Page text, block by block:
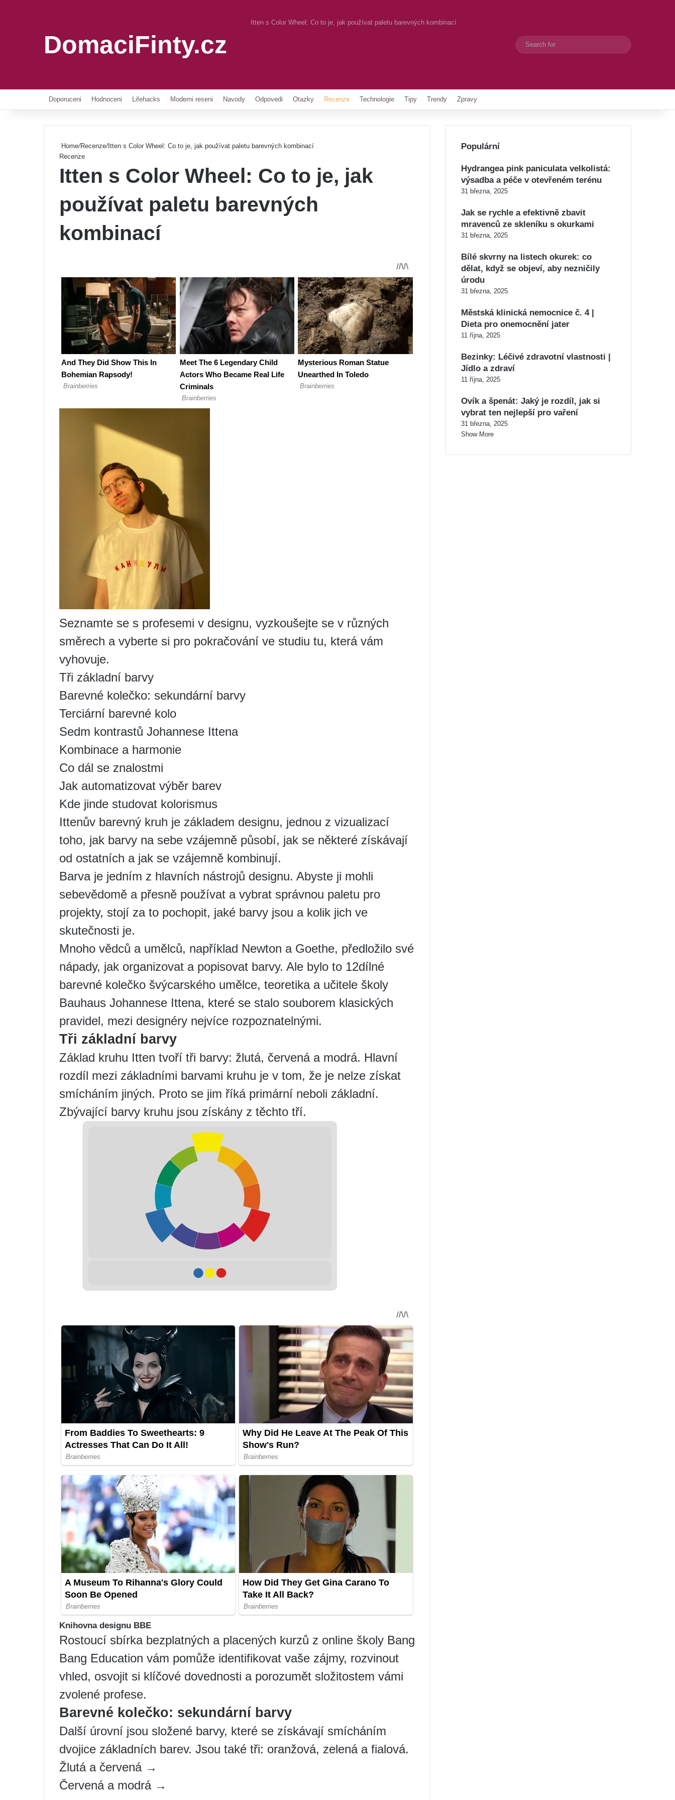
DomaciFinty.cz
Itten s Color Wheel: Co to je, jak používat paletu barevných kombinací
Switch skin
Doporuceni Hodnoceni Lifehacks Moderni reseni Navody Odpovedi Otazky Recenze Technologie Tipy Trendy Zpravy
Home/Recenze/Itten s Color Wheel: Co to je, jak používat paletu barevných kombinací
Recenze
Itten s Color Wheel: Co to je, jak
používat paletu barevných
kombinací
Seznamte se s profesemi v designu, vyzkoušejte se v různých
směrech a vyberte si pro pokračování ve studiu tu, která vám
vyhovuje.
Tři základní barvy
Barevné kolečko: sekundární barvy
Terciární barevné kolo
Sedm kontrastů Johannese Ittena
Kombinace a harmonie
Co dál se znalostmi
Jak automatizovat výběr barev
Kde jinde studovat kolorismus
Ittenův barevný kruh je základem designu, jednou z vizualizací
toho, jak barvy na sebe vzájemně působí, jak se některé získávají
od ostatních a jak se vzájemně kombinují.
Barva je jedním z hlavních nástrojů designu. Abyste ji mohli
sebevědomě a přesně používat a vybrat správnou paletu pro
projekty, stojí za to pochopit, jaké barvy jsou a kolik jich ve
skutečnosti je.
Mnoho vědců a umělců, například Newton a Goethe, předložilo své
nápady, jak organizovat a popisovat barvy. Ale bylo to 12dílné
barevné kolečko švýcarského umělce, teoretika a učitele školy
Bauhaus Johannese Ittena, které se stalo souborem klasických
pravidel, mezi designéry nejvíce rozpoznatelnými.
Tři základní barvy
Základ kruhu Itten tvoří tři barvy: žlutá, červená a modrá. Hlavní
rozdíl mezi základními barvami kruhu je v tom, že je nelze získat
smícháním jiných. Proto se jim říká primární neboli základní.
Zbývající barvy kruhu jsou získány z těchto tří.
Knihovna designu BBE
Rostoucí sbírka bezplatných a placených kurzů z online školy Bang
Bang Education vám pomůže identifikovat vaše zájmy, rozvinout
vhled, osvojit si klíčové dovednosti a porozumět složitostem vámi
zvolené profese.
Barevné kolečko: sekundární barvy
Další úrovní jsou složené barvy, které se získávají smícháním
dvojice základních barev. Jsou také tři: oranžová, zelená a fialová.
Žlutá a červená →
Červená a modrá →
Populární
Hydrangea pink paniculata velkolistá:
výsadba a péče v otevřeném terénu
31 března, 2025
Jak se rychle a efektivně zbavit
mravenců ze skleníku s okurkami
31 března, 2025
Bílé skvrny na listech okurek: co
dělat, když se objeví, aby nezničily
úrodu
31 března, 2025
Městská klinická nemocnice č. 4 |
Dieta pro onemocnění jater
11 října, 2025
Bezinky: Léčivé zdravotní vlastnosti |
Jídlo a zdraví
11 října, 2025
Ovík a špenát: Jaký je rozdíl, jak si
vybrat ten nejlepší pro vaření
31 března, 2025
Show More